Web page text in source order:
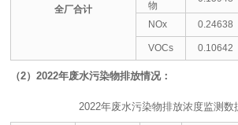
全厂合计
物
NOx 0.24638
VOCs 0.10642
（2）2022年废水污染物排放情况：
2022年废水污染物排放浓度监测数